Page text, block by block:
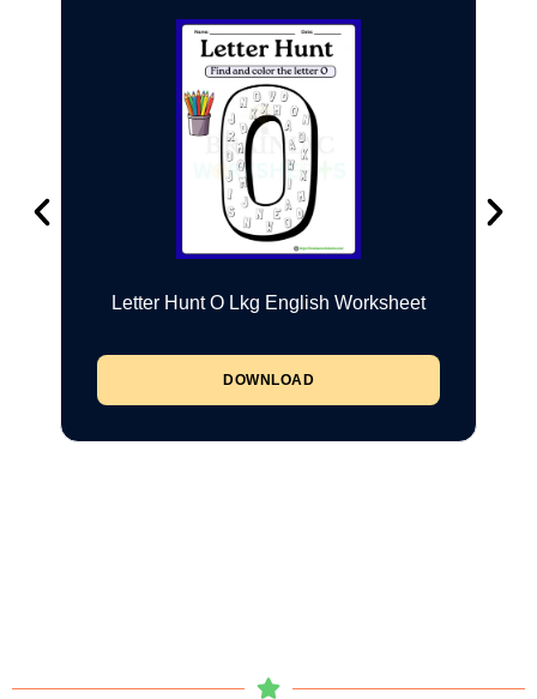
Letter Hunt O Lkg English Worksheet
DOWNLOAD